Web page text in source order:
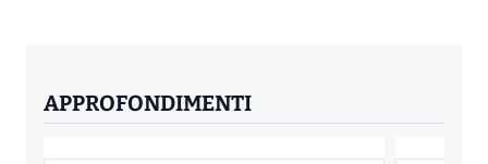
APPROFONDIMENTI